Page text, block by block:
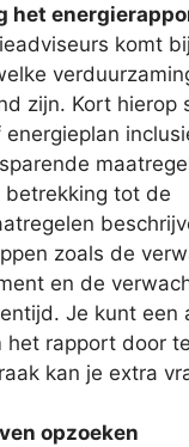
het
komt
zijn. Kort hierop
betrekking tot de
zoals de
en de
Je kunt een
het rapport door
kan je extra
opzoeken